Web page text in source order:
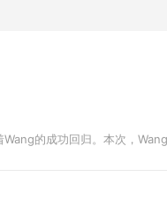
的成功回归。本次，